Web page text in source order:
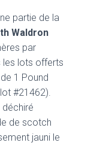
partie de la
Waldron
par
les lots offerts
1 Pound
#21462).
déchiré
de scotch
jauni le